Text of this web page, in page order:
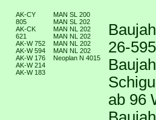
AK-CY
805
AK-CK
621
AK-W 752
AK-W 594
AK-W 176
AK-W 214
AK-W 183
MAN SL 200
MAN SL 202
MAN NL 202
MAN NL 202
MAN NL 202
MAN NL 202
Neoplan N 4015
26-595
ab 96